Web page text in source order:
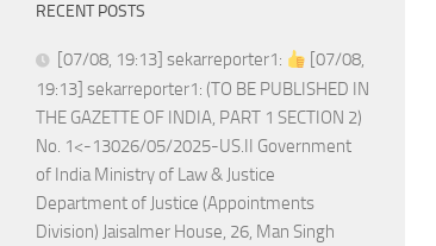
RECENT POSTS
[07/08, 19:13] sekarreporter1:
[07/08,
19:13] sekarreporter1: (TO BE PUBLISHED IN
THE GAZETTE OF INDIA, PART 1 SECTION 2)
No. 1<-13026/05/2025-US.II Government
of India Ministry of Law & Justice
Department of Justice (Appointments
Division) Jaisalmer House, 26, Man Singh